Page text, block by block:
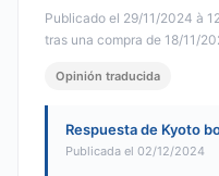
Publicado el 29/11/2024 à
tras una compra de 18/11/
Opinión traducida
Respuesta de Kyoto
Publicada el 02/12/2024